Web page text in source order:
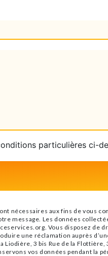
particulières ci-
nécessaires aux fins de vous
message. Les données
Vous disposez
une réclamation auprès
Liodière, 3 bis Rue de la
vos données pendant la